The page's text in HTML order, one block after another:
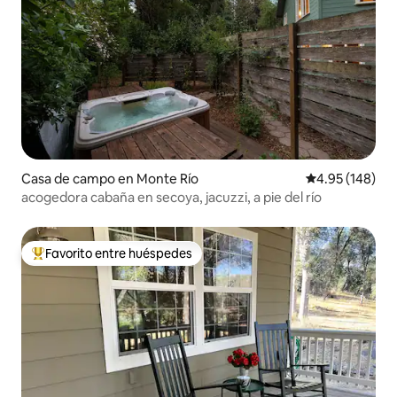
Casa de campo en Monte Río Calificación
4.95 (148)
acogedora cabaña en secoya, jacuzzi, a pie del río
Favorito entre huéspedes preferido
Favorito entre huéspedes